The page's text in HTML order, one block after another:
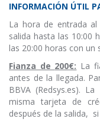
INFORMACIÓN ÚTIL
La hora de entrada
salida hasta las 10:00
las 20:00 horas con un
Fianza de 200€: La
antes de la llegada.
BBVA (Redsys.es).
misma tarjeta de
después de la salida,